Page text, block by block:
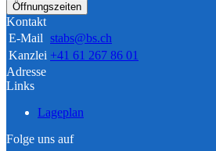
Öffnungszeiten
Kontakt
E-Mail stabs@bs.ch
Kanzlei +41 61 267 86 01
Adresse
Links
Lageplan
Folge uns auf